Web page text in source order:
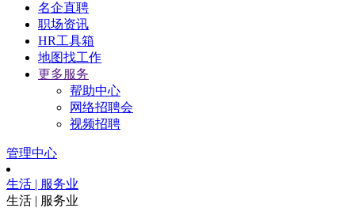
名企直聘
职场资讯
HR工具箱
地图找工作
更多服务
帮助中心
网络招聘会
视频招聘
管理中心
生活 | 服务业
生活 | 服务业